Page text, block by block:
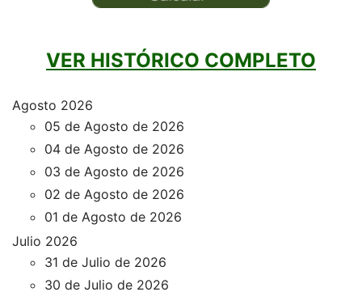
VER HISTÓRICO COMPLETO
Agosto 2026
05 de Agosto de 2026
04 de Agosto de 2026
03 de Agosto de 2026
02 de Agosto de 2026
01 de Agosto de 2026
Julio 2026
31 de Julio de 2026
30 de Julio de 2026